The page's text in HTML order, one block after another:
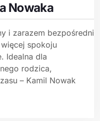
Nowaka
i zarazem bezpośredni
spokoju
Idealna dla
rodzica,
– Kamil Nowak